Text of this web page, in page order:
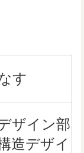
す
ザイン部
造デザイ